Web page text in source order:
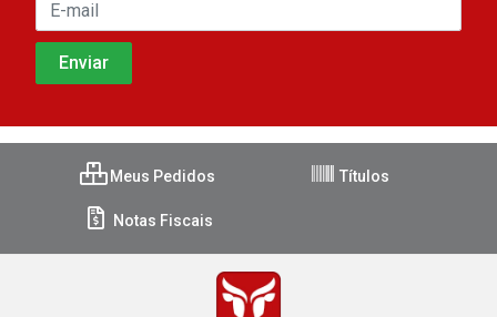
Meus Pedidos Títulos
Notas Fiscais